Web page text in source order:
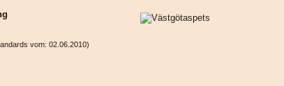
vom: 02.06.2010)